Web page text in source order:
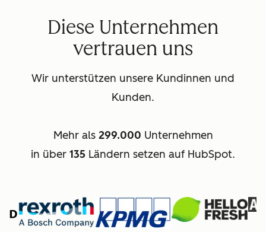
Diese Unternehmen
vertrauen uns
Wir unterstützen unsere Kundinnen und
Kunden.
Mehr als 299.000 Unternehmen
in über 135 Ländern setzen auf HubSpot.